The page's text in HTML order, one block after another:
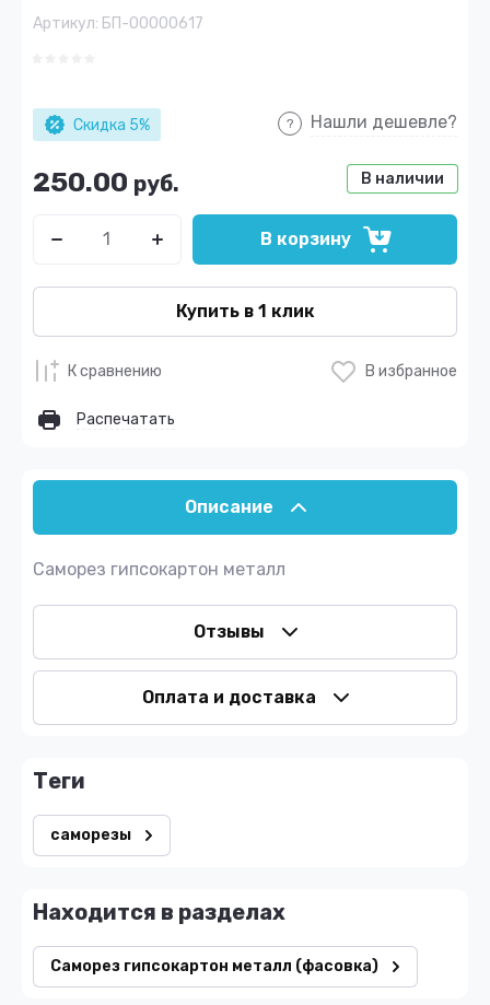
Артикул: БП-00000617
Скидка 5% Нашли дешевле?
В наличии
250.00 руб.
В корзину
Купить в 1 клик
К сравнению В избранное
Распечатать
Описание
Саморез гипсокартон металл
Отзывы
Оплата и доставка
теги
саморезы
Находится в разделах
Саморез гипсокартон металл (фасовка)